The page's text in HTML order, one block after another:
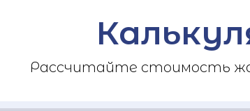
Рассчитайте стоимость